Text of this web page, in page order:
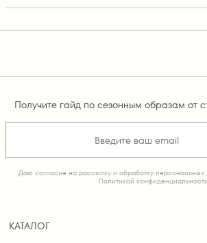
Получите гайд по сезонным образам от
Даю согласие на рассылку и обработку персональных
Политикой конфиденциальности
КАТАЛОГ